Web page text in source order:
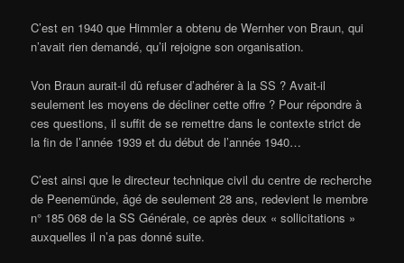
C’est en 1940 que Himmler a obtenu de Wernher von Braun, qui
n’avait rien demandé, qu’il rejoigne son organisation.
Von Braun aurait-il dû refuser d’adhérer à la SS ? Avait-il
seulement les moyens de décliner cette offre ? Pour répondre à
ces questions, il suffit de se remettre dans le contexte strict de
la fin de l’année 1939 et du début de l’année 1940…
C’est ainsi que le directeur technique civil du centre de recherche
de Peenemünde, âgé de seulement 28 ans, redevient le membre
n° 185 068 de la SS Générale, ce après deux « sollicitations »
auxquelles il n’a pas donné suite.